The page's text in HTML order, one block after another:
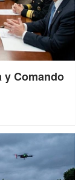
y Comando